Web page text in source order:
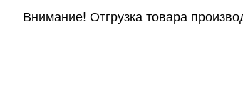
Внимание! Отгрузка товара